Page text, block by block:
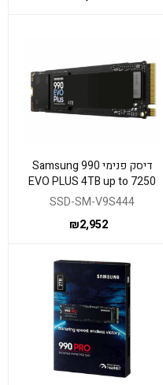
דיסק פנימי Samsung 990
EVO PLUS 4TB up to 7250
Read 6300 Write
SSD-SM-V9S444
₪2,952